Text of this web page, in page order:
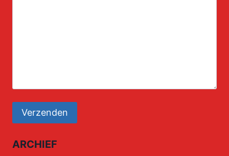
ARCHIEF